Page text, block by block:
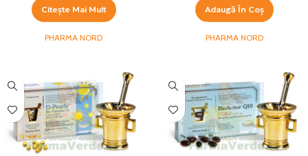
Citește Mai Mult
PHARMA NORD
Adaugă În Coș
PHARMA NORD